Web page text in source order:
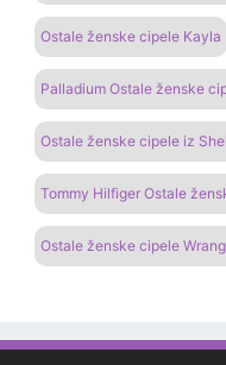
Ostale ženske cipele Kayla
Palladium Ostale ženske
Ostale ženske cipele iz
Tommy Hilfiger Ostale
Ostale ženske cipele